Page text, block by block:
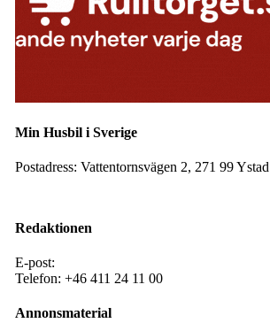
Min Husbil i Sverige
Postadress: Vattentornsvägen 2, 271 99 Ystad
Redaktionen
E-post:
Telefon: +46 411 24 11 00
Annonsmaterial